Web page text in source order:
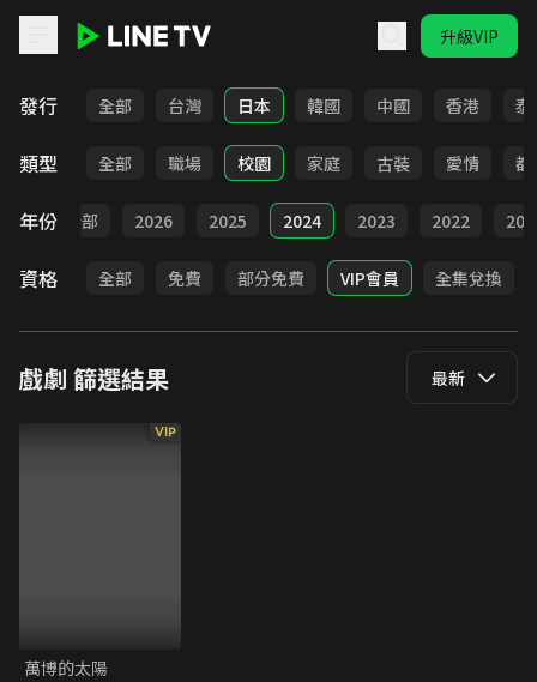
升級VIP
發行 全部 台灣 日本 韓國 中國 香港 泰
類型 全部 職場 校園 家庭 古裝 愛情 都
年份 全部 2026 2025 2024 2023 2022
資格 全部 免費 部分免費 VIP會員 全集兌換
戲劇 篩選結果 最新
VIP
萬博的太陽